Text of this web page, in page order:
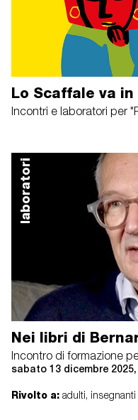
Lo Scaffale va
Incontri e laboratori per
laboratori
Nei libri di
Incontro di formazione
sabato 13 dicembre
Rivolto a: adulti, insegnanti